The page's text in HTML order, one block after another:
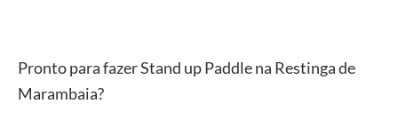
Pronto para fazer Stand up Paddle na Restinga de
Marambaia?